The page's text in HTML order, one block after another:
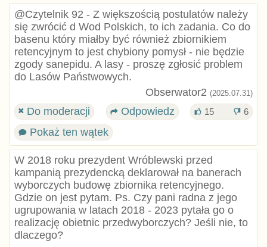
@Czytelnik 92 - Z większością postulatów należy
się zwrócić d Wod Polskich, to ich zadania. Co do
basenu który miałby być również zbiornikiem
retencyjnym to jest chybiony pomysł - nie będzie
zgody sanepidu. A lasy - proszę zgłosić problem
do Lasów Państwowych.
Obserwator2 (2025.07.31)
Do moderacji Odpowiedz 15 6
Pokaż ten wątek
W 2018 roku prezydent Wróblewski przed
kampanią prezydencką deklarował na banerach
wyborczych budowę zbiornika retencyjnego.
Gdzie on jest pytam. Ps. Czy pani radna z jego
ugrupowania w latach 2018 - 2023 pytała go o
realizację obietnic przedwyborczych? Jeśli nie, to
dlaczego?